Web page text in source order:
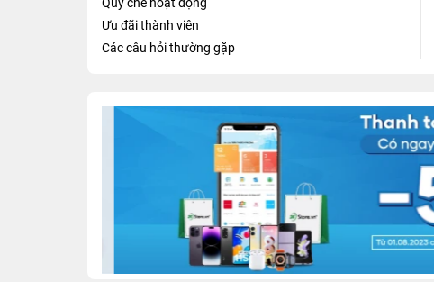
Ưu đãi thành viên
Các câu hỏi thường gặp